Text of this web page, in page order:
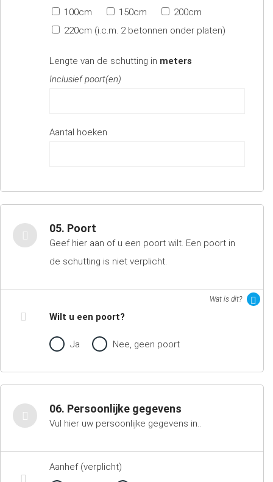
100cm
150cm
200cm
220cm (i.c.m. 2 betonnen onder platen)
Lengte van de schutting in meters
Inclusief poort(en)
Aantal hoeken
05. Poort
Geef hier aan of u een poort wilt. Een poort in
de schutting is niet verplicht.
Wat is dit?
Wilt u een poort?
Ja Nee, geen poort
06. Persoonlijke gegevens
Vul hier uw persoonlijke gegevens in..
Aanhef (verplicht)